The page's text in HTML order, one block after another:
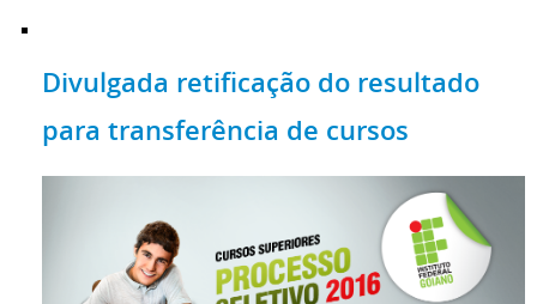
Divulgada retificação do resultado
para transferência de cursos